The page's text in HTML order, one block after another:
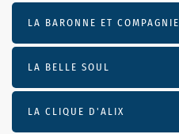
LA BARONNE ET COMPAGNIE
LA BELLE SOUL
LA CLIQUE D'ALIX